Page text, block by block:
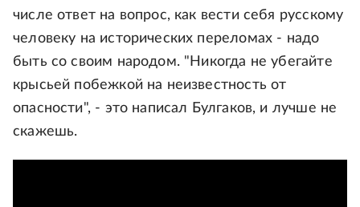
числе ответ на вопрос, как вести себя русскому
человеку на исторических переломах - надо
быть со своим народом. "Никогда не убегайте
крысьей побежкой на неизвестность от
опасности", - это написал Булгаков, и лучше не
скажешь.